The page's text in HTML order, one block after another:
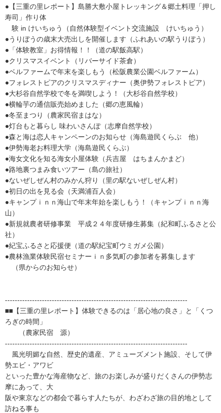
●【三重の里レポート】島勝大敷小屋トレッキング＆郷土料理「押し
寿司」作り体
験 in けいちゅう（自然体験型イベント交流施設 けいちゅう）
●うりぼうの歳末大売出しを開催します（ふれあいの駅うりぼう）
●「体験教室」お得情報！！（道の駅飯高駅）
●クリスマスイベント（リバーサイド茶倉）
●ベルファームで年末を楽しもう（松阪農業公園ベルファーム）
●フォレストピアのクリスマスディナー（奥伊勢フォレストピア）
●大杉谷自然学校で冬を満喫しよう！（大杉谷自然学校）
●横輪芋の通信販売始めました（郷の恵風輪）
●冬至まつり（農家民宿まはな）
●灯台もと暮らし 味わいさんぽ（志摩自然学校）
●森と海は恋人キャンペーンのお知らせ（海島遊民くらぶ 他）
●伊勢海老お料理大学（海島遊民くらぶ）
●海女文化を知る海女小屋体験（兵吉屋 はちまんかまど）
●路地裏つまみ食いツアー（島の旅社）
●ないぜしぜん村のみかん狩り（里の駅ないぜしぜん村）
●初日の出を見る会（天満浦百人会）
●キャンプｉｎｎ海山で年末年始を楽しもう！（キャンプｉｎｎ海
山）
●新規就農者研修事業 平成２４年度研修生募集（紀和町ふるさと公
社）
●紀宝ふるさと応援便（道の駅紀宝町ウミガメ公園）
●農林漁業体験民宿セミナーｉｎ多気町の参加者を募集します
（県からのお知らせ）
--------------------------------------------------------------------------
■■【三重の里レポート】体験できるのは「居心地の良さ」と「くつ
ろぎの時間」
（農家民宿 源）
--------------------------------------------------------------------------
風光明媚な自然、歴史的遺産、アミューズメント施設、そして伊
勢エビ・アワビ
といった豊かな海産物など、旅のお楽しみが盛りだくさんの伊勢志
摩にあって、大
阪や東京などの都会で暮らす人たちが、わざわざ旅の目的地として
訪ねる事も